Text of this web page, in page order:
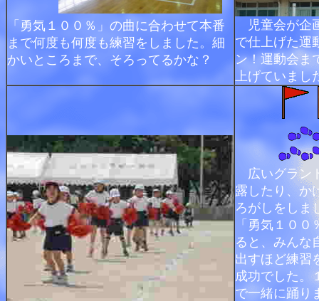
「勇気１００％」の曲に合わせて本番
まで何度も何度も練習をしました。細
かいところまで、そろってるかな？
児童会が企
で仕上げた運
ン！運動会ま
上げていまし
広いグラン
露したり、か
ろがしをしま
「勇気１０
ると、みんな
出すほど練習
成功でした。
で一緒に踊り